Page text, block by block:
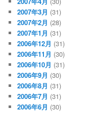
2007年3月 (31)
2007年2月 (28)
2007年1月 (31)
2006年12月 (31)
2006年11月 (30)
2006年10月 (31)
2006年9月 (30)
2006年8月 (31)
2006年7月 (31)
2006年6月 (30)